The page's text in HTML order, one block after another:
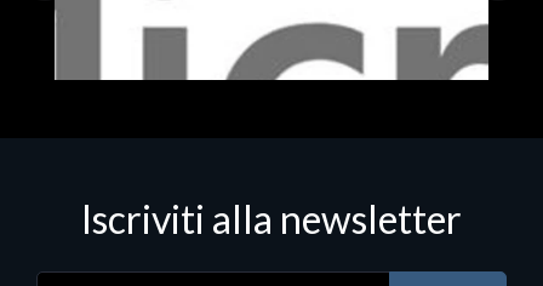
Iscriviti alla newsletter